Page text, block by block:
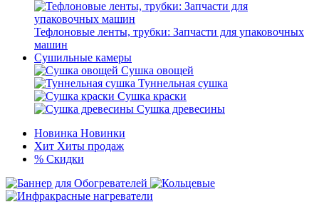
Тефлоновые ленты, трубки: Запчасти для упаковочных
машин
Сушильные камеры
Сушка овощей
Туннельная сушка
Сушка краски
Сушка древесины
Новинка Новинки
Хит Хиты продаж
% Скидки